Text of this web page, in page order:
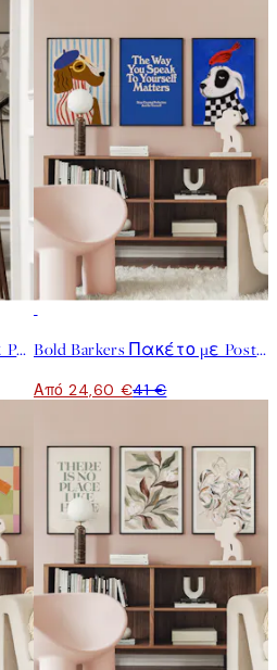
Neutral Gallery Πακέτο με Poster Bold Barkers Πακέτο με Poster
Από 24,60 €41 €